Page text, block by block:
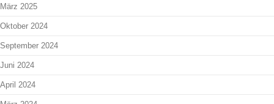
März 2025
Oktober 2024
September 2024
Juni 2024
April 2024